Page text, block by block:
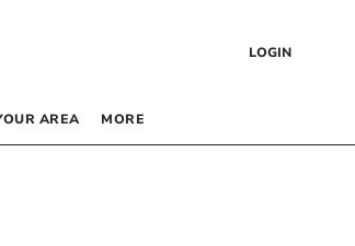
LOGIN
AREA MORE